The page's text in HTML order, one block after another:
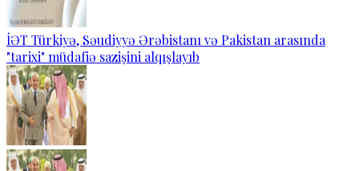
İƏT Türkiyə, Səudiyyə Ərəbistanı və Pakistan arasında
"tarixi" müdafiə sazişini alqışlayıb